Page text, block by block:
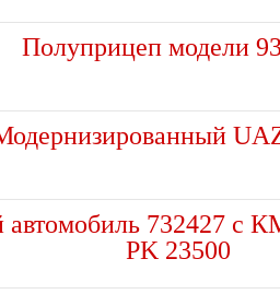
Полуприцеп модели
автомобиль 732427 с
PK 23500